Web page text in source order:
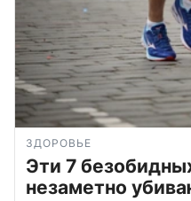
ЗДОРОВЬЕ
Эти 7
незаметно